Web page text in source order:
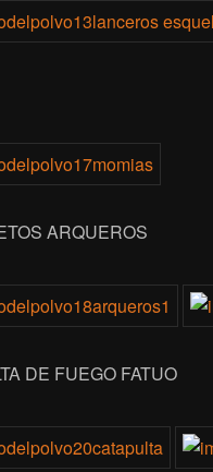
ARQUEROS
DE FUEGO FATUO